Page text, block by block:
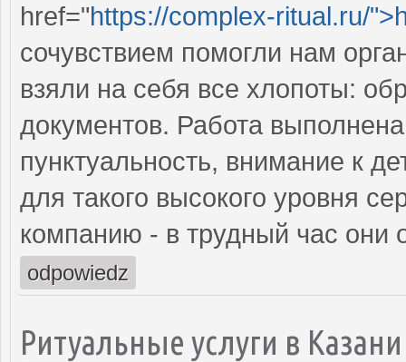
href="https://complex-ritual.ru/
сочувствием помогли нам
взяли на себя все хлопоты:
документов. Работа
пунктуальность, внимание к
для такого высокого уровня
компанию - в трудный час они
odpowiedz
Ритуальные услуги в Казани